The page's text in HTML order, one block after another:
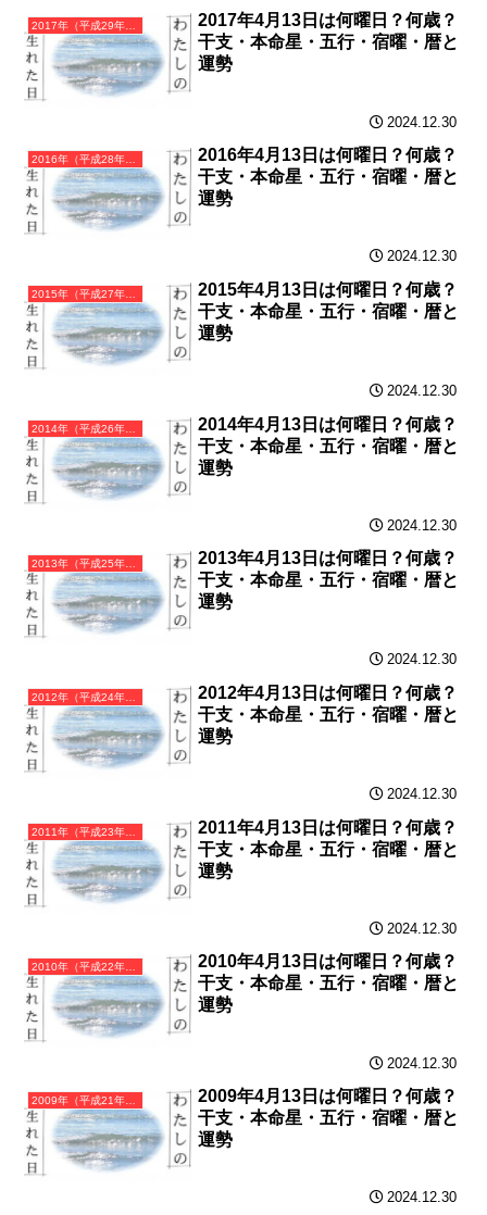
2017年（平成29年）丁酉（ひのととり）・酉年（とり年）カレンダー（月曜はじまり）
2017年4月13日は何曜日？何歳？
干支・本命星・五行・宿曜・暦と
運勢
2024.12.30
2016年（平成28年）丙申（ひのえさる）・申年（さる年）カレンダー（月曜はじまり）
2016年4月13日は何曜日？何歳？
干支・本命星・五行・宿曜・暦と
運勢
2024.12.30
2015年（平成27年）乙未（きのとひつじ）・未年（ひつじ年）カレンダー（月曜はじまり）
2015年4月13日は何曜日？何歳？
干支・本命星・五行・宿曜・暦と
運勢
2024.12.30
2014年（平成26年）甲午（きのえうま）・午年（うま年）カレンダー（月曜はじまり）
2014年4月13日は何曜日？何歳？
干支・本命星・五行・宿曜・暦と
運勢
2024.12.30
2013年（平成25年）癸巳（みずのとみ）・巳年（へび年）カレンダー（月曜はじまり）
2013年4月13日は何曜日？何歳？
干支・本命星・五行・宿曜・暦と
運勢
2024.12.30
2012年（平成24年）壬辰（みずのえたつ）・辰年（たつ年）カレンダー（月曜はじまり）
2012年4月13日は何曜日？何歳？
干支・本命星・五行・宿曜・暦と
運勢
2024.12.30
2011年（平成23年）辛卯（かのとう）・卯年（うさぎ年）カレンダー（月曜はじまり）
2011年4月13日は何曜日？何歳？
干支・本命星・五行・宿曜・暦と
運勢
2024.12.30
2010年（平成22年）庚寅（かのえとら）・寅年（とら年）カレンダー（月曜はじまり）
2010年4月13日は何曜日？何歳？
干支・本命星・五行・宿曜・暦と
運勢
2024.12.30
2009年（平成21年）己丑（つちのとうし）・丑年（うし年）カレンダー（月曜はじまり）
2009年4月13日は何曜日？何歳？
干支・本命星・五行・宿曜・暦と
運勢
2024.12.30